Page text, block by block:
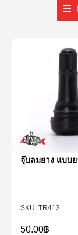
TR413
จุ๊บลมยาง แบบย
50.00฿